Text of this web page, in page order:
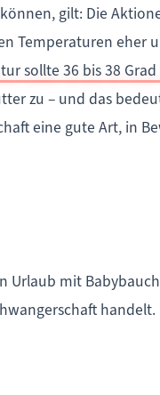
gilt: Die
Temperaturen eher
sollte 36 bis 38 Grad
zu – und das
eine gute Art, in
Urlaub mit
handelt.